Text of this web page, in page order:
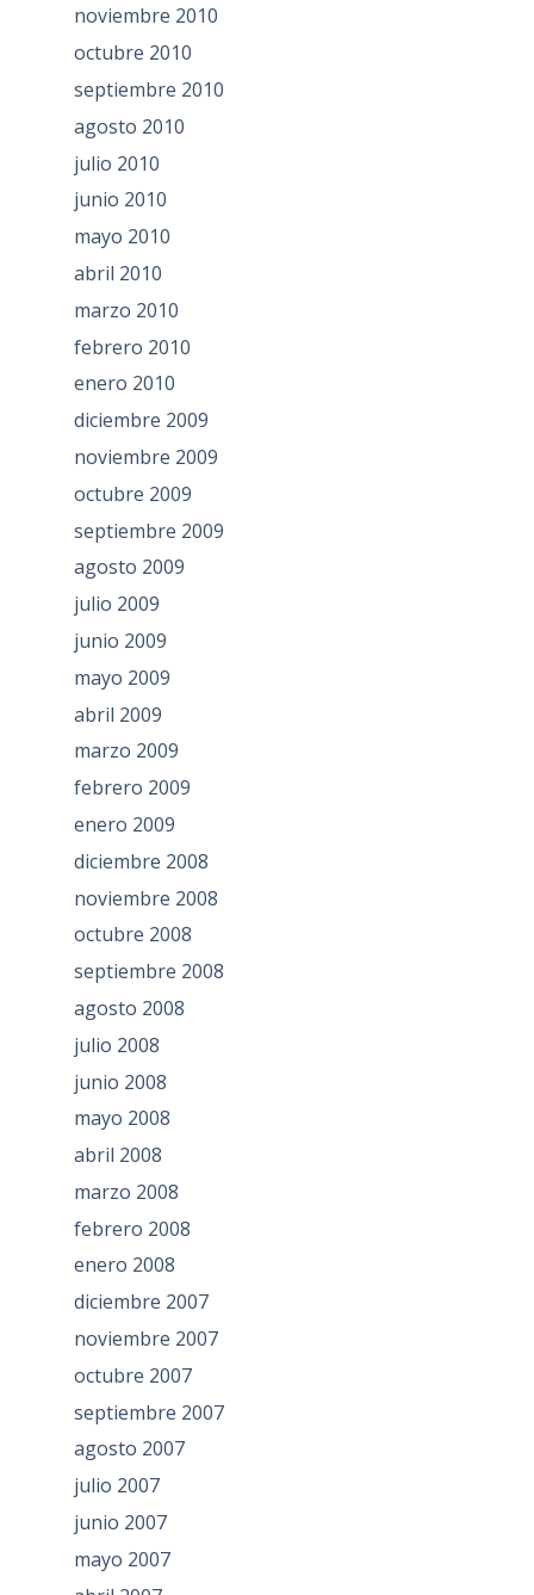
noviembre 2010
octubre 2010
septiembre 2010
agosto 2010
julio 2010
junio 2010
mayo 2010
abril 2010
marzo 2010
febrero 2010
enero 2010
diciembre 2009
noviembre 2009
octubre 2009
septiembre 2009
agosto 2009
julio 2009
junio 2009
mayo 2009
abril 2009
marzo 2009
febrero 2009
enero 2009
diciembre 2008
noviembre 2008
octubre 2008
septiembre 2008
agosto 2008
julio 2008
junio 2008
mayo 2008
abril 2008
marzo 2008
febrero 2008
enero 2008
diciembre 2007
noviembre 2007
octubre 2007
septiembre 2007
agosto 2007
julio 2007
junio 2007
mayo 2007